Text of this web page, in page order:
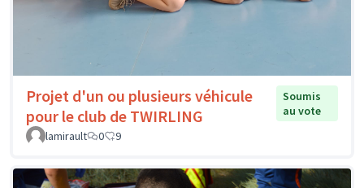
Projet d'un ou plusieurs véhicule
pour le club de TWIRLING
Soumis
au vote
lamirault
0 9